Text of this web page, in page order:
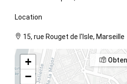
Location
15, rue Rouget de l'Isle, Marseille
+
−